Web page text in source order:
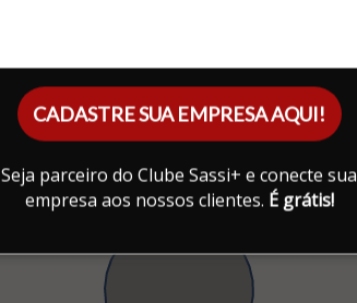
CADASTRE SUA EMPRESA AQUI!
Seja parceiro do Clube Sassi+ e conecte sua
empresa aos nossos clientes. É grátis!